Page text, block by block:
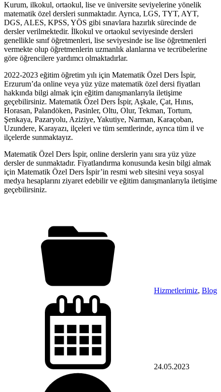
Kurum, ilkokul, ortaokul, lise ve üniversite seviyelerine yönelik
matematik özel dersleri sunmaktadır. Ayrıca, LGS, TYT, AYT,
DGS, ALES, KPSS, YÖS gibi sınavlara hazırlık sürecinde de
dersler verilmektedir. İlkokul ve ortaokul seviyesinde dersleri
genellikle sınıf öğretmenleri, lise seviyesinde ise lise öğretmenleri
vermekte olup öğretmenlerin uzmanlık alanlarına ve tecrübelerine
göre öğrencilere yardımcı olmaktadırlar.
2022-2023 eğitim öğretim yılı için Matematik Özel Ders İspir,
Erzurum’da online veya yüz yüze matematik özel dersi fiyatları
hakkında bilgi almak için eğitim danışmanlarıyla iletişime
geçebilirsiniz. Matematik Özel Ders İspir, Aşkale, Çat, Hınıs,
Horasan, Palandöken, Pasinler, Oltu, Olur, Tekman, Tortum,
Şenkaya, Pazaryolu, Aziziye, Yakutiye, Narman, Karaçoban,
Uzundere, Karayazı, ilçeleri ve tüm semtlerinde, ayrıca tüm il ve
ilçelerde sunmaktayız.
Matematik Özel Ders İspir, online derslerin yanı sıra yüz yüze
dersler de sunmaktadır. Fiyatlandırma konusunda kesin bilgi almak
için Matematik Özel Ders İspir’in resmi web sitesini veya sosyal
medya hesaplarını ziyaret edebilir ve eğitim danışmanlarıyla iletişime
geçebilirsiniz.
Hizmetlerimiz, Blog
24.05.2023